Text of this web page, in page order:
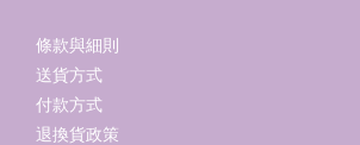
條款與細則
送貨方式
付款方式
退換貨政策